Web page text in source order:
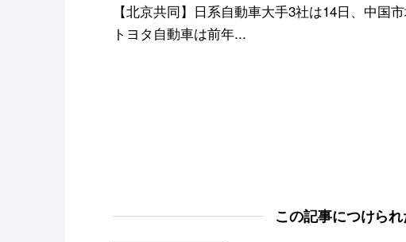
【北京共同】日系自動車大手3社は14日、中国
トヨタ自動車は前年...
この記事につけら